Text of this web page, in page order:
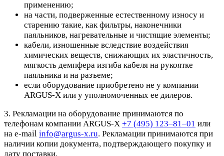
применению;
на части, подверженные естественному износу и
старению такие, как фильтры, наконечники
паяльников, нагревательные и чистящие элементы;
кабели, изношенные вследствие воздействия
химических веществ, снижающих их эластичность,
мягкость демпфера изгиба кабеля на рукоятке
паяльника и на разъеме;
если оборудование приобретено не у компании
ARGUS-X или у уполномоченных ее дилеров.
3. Рекламации на оборудование принимаются по
телефонам компании ARGUS-X +7 (495) 123–81–01 или
на e-mail info@argus-x.ru. Рекламации принимаются при
наличии копии документа, подтверждающего покупку и
дату поставки.